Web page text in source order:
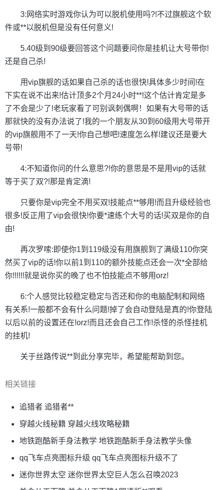
3:网络实时游戏你认为可以脱机使用吗?!不过旗舰这个软
件或**以脱机但是没有任何意义!
5.40级到90级要回答这个问题要问你是挂机让大号带你!
还是自己杀!
用vip旗舰的话如果自己杀的话也很快!具体多少时间!在
下实在说不出来!估计顶多2个月24小时**!这个估计肯定是多
了不会是少了!老玩家看了可别讽刺偶啊！如果有大号带的话
那就快的没有办法说了!我的一个朋友从30到60级用大号带开
的vip旗舰用不了一天!你自己想吧!速度怎么样!建议还是要大
号带!
4:不知道你问的什么意思?!你的意思是不是用vip的话就
等于买了双?!那是肯定滴!
只要你是vip完全不用买双!技能点**够用!而且升级经验也
很多!反正用了vip会很快!你要*速练个大号的话!买双是你的自
由!
再次罗嗦:即使你1到119级没有用旗舰到了满级110你突
然买了vip的话!你以前1到110的额外技能点还会一次*全部给
你!!!!!!就是说你买的晚了也不怕技能点不够用orz!
6:个人感觉比较稳定稳定与否还和你的电脑配制和网络
有关系!一般都不会有什么问题!掉了会自动登陆是真的!你登陆
以后以前的设置还在!orz!而且还会自己工作!杀怪的杀怪挂机
的挂机!
关于丝路传说**到此分享完毕，希望能帮助到您。
相关链接
追猎者 追猎者**
穿越火线秘籍 穿越火线攻略秘籍
地铁跑酷新手身法教学 地铁跑酷新手身法教学头像
qq飞车点亮图标升级 qq飞车点亮图标升级不了
迷你世界太空 迷你世界太空巨人怎么召唤2023